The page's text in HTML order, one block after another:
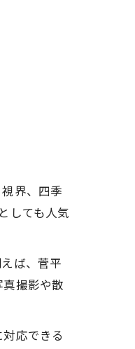
界、四季
しても人気
ば、菅平
撮影や散
応できる